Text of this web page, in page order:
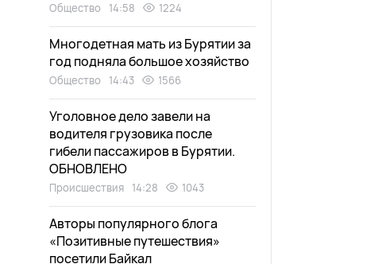
Общество 14:58 1224
Многодетная мать из Бурятии за
год подняла большое хозяйство
Общество 14:43 1566
Уголовное дело завели на
водителя грузовика после
гибели пассажиров в Бурятии.
ОБНОВЛЕНО
Происшествия 14:28 1043
Авторы популярного блога
«Позитивные путешествия»
посетили Байкал